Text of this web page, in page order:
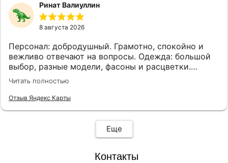
Ринат Валиуллин
8 августа 2026
Персонал: добродушный. Грамотно, спокойно и
вежливо отвечают на вопросы. Одежда: большой
выбор, разные модели, фасоны и расцветки.
Товары качественные. Помещение большое, есть
несколько удобных примерочных, для
сопровождающих есть кресла.
Читать полностью
Отзыв Яндекс Карты
Еще
Контакты